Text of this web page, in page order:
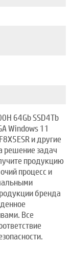
64Gb SSD4Tb
Windows 11
и другие
решение задач
продукцию
процесс и
бренда
Все